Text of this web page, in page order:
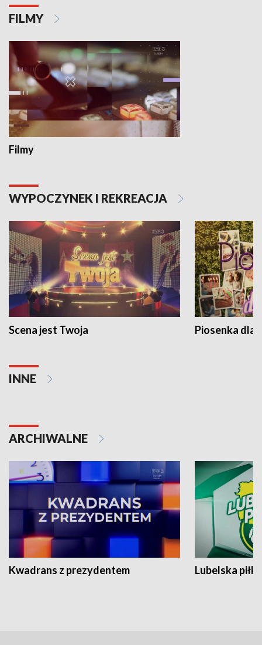
FILMY
Filmy
WYPOCZYNEK I REKREACJA
Scena jest Twoja Piosenka dla
INNE
ARCHIWALNE
Kwadrans z prezydentem Lubelska piłka